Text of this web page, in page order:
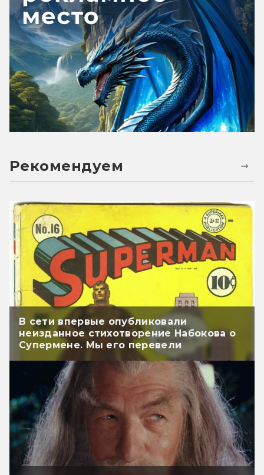
Рекомендуем
В сети впервые опубликовали
неизданное стихотворение Набокова о
Супермене. Мы его перевели